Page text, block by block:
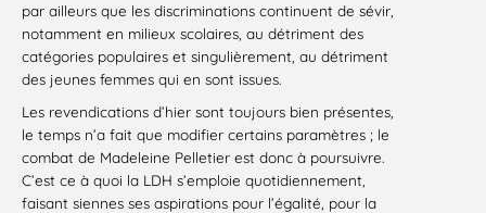
par ailleurs que les discriminations continuent de sévir,
notamment en milieux scolaires, au détriment des
catégories populaires et singulièrement, au détriment
des jeunes femmes qui en sont issues.
Les revendications d’hier sont toujours bien présentes,
le temps n’a fait que modifier certains paramètres ; le
combat de Madeleine Pelletier est donc à poursuivre.
C’est ce à quoi la LDH s’emploie quotidiennement,
faisant siennes ses aspirations pour l’égalité, pour la